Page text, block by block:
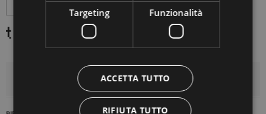
DETTAGLI DEL PRODOTTO
Targeting Funzionalità
ACCETTA TUTTO
RIFIUTA TUTTO